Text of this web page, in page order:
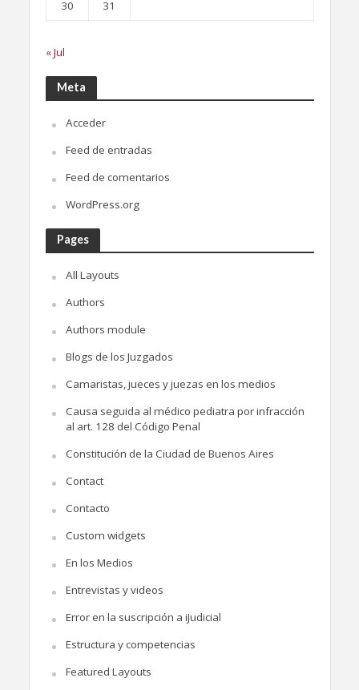
30
31
« Jul
Meta
Acceder
Feed de entradas
Feed de comentarios
WordPress.org
Pages
All Layouts
Authors
Authors module
Blogs de los Juzgados
Camaristas, jueces y juezas en los medios
Causa seguida al médico pediatra por infracción
al art. 128 del Código Penal
Constitución de la Ciudad de Buenos Aires
Contact
Contacto
Custom widgets
En los Medios
Entrevistas y videos
Error en la suscripción a iJudicial
Estructura y competencias
Featured Layouts